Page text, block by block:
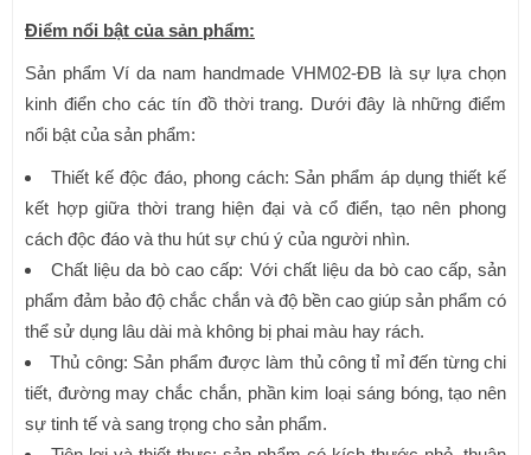
Điểm nổi bật của sản phẩm:
Sản phẩm Ví da nam handmade VHM02-ĐB là sự lựa chọn
kinh điển cho các tín đồ thời trang. Dưới đây là những điểm
nổi bật của sản phẩm:
Thiết kế độc đáo, phong cách: Sản phẩm áp dụng thiết kế
kết hợp giữa thời trang hiện đại và cổ điển, tạo nên phong
cách độc đáo và thu hút sự chú ý của người nhìn.
Chất liệu da bò cao cấp: Với chất liệu da bò cao cấp, sản
phẩm đảm bảo độ chắc chắn và độ bền cao giúp sản phẩm có
thể sử dụng lâu dài mà không bị phai màu hay rách.
Thủ công: Sản phẩm được làm thủ công tỉ mỉ đến từng chi
tiết, đường may chắc chắn, phần kim loại sáng bóng, tạo nên
sự tinh tế và sang trọng cho sản phẩm.